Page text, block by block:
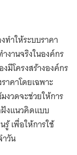
ทำให้ระบบราคา
งานจริงในองค์กร
มีโครงสร้างองค์กร
าคาโดยเฉพาะ
งวดจะช่วยให้การ
ฝังแนวคิดแบบ
เพื่อให้การใช้
วัน